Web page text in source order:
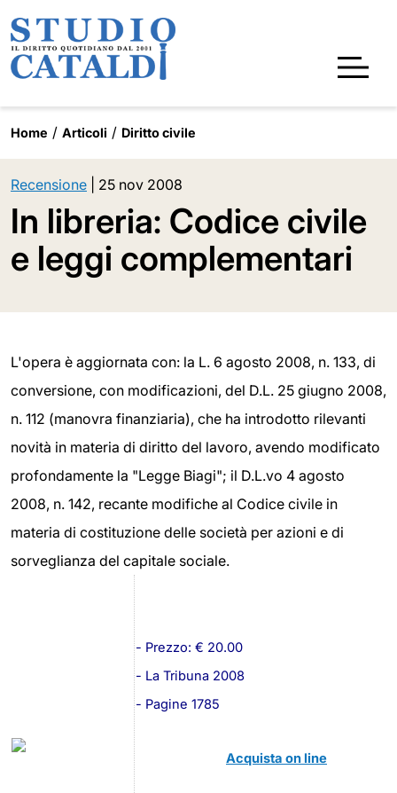
Home Articoli Diritto civile
Recensione 25 nov 2008
In libreria: Codice civile
e leggi complementari
L'opera è aggiornata con: la L. 6 agosto 2008, n. 133, di
conversione, con modificazioni, del D.L. 25 giugno 2008,
n. 112 (manovra finanziaria), che ha introdotto rilevanti
novità in materia di diritto del lavoro, avendo modificato
profondamente la "Legge Biagi"; il D.L.vo 4 agosto
2008, n. 142, recante modifiche al Codice civile in
materia di costituzione delle società per azioni e di
sorveglianza del capitale sociale.
- Prezzo: € 20.00
- La Tribuna 2008
- Pagine 1785
Acquista on line